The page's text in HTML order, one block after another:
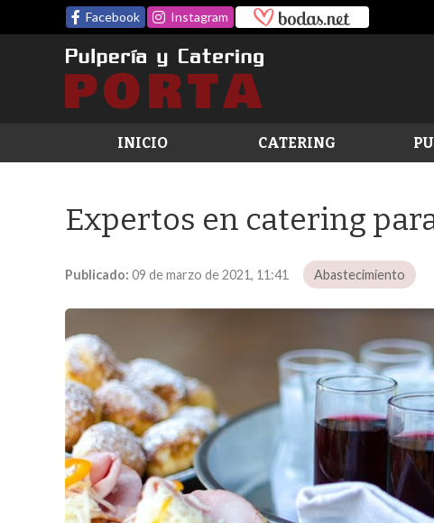
Facebook Instagram
INICIO CATERING
Expertos en catering
Publicado: 09 de marzo de 2021, 11:41 Abastecimiento